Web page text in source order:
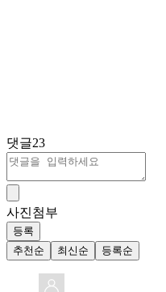
댓글23
사진첨부
등록
추천순
최신순 등록순